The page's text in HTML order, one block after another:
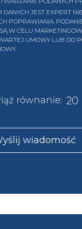
DANYCH JEST EXPERT
POPRAWIANIA.
W CELU
UMOWY LUB DO
równanie: 20